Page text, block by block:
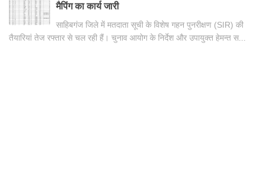
मैपिंग का कार्य जारी
साहिबगंज जिले में मतदाता सूची के विशेष गहन पुनरीक्षण (SIR) की
तैयारियां तेज रफ्तार से चल रही हैं। चुनाव आयोग के निर्देश और उपायुक्त हेमन्त स...